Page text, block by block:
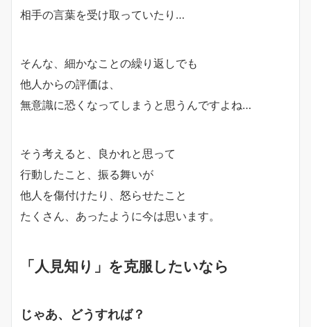
相手の言葉を受け取っていたり…
そんな、細かなことの繰り返しでも
他人からの評価は、
無意識に恐くなってしまう と思うんですよね…
そう考えると、良かれと思って
行動したこと、振る舞いが
他人を傷付けたり、怒らせたこと
たくさん、あったように今は思います。
「人見知り」を克服したいなら
じゃあ、どうすれば？